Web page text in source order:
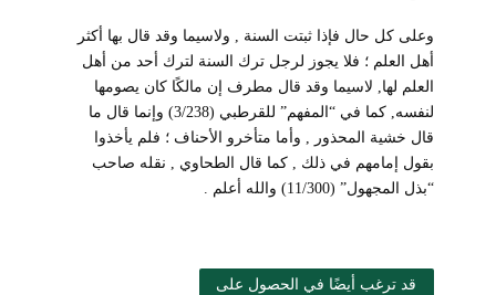
وعلى كل حال فإذا ثبتت السنة , ولاسيما وقد قال بها أكثر
أهل العلم ؛ فلا يجوز لرجل ترك السنة لترك أحد من أهل
العلم لها, لاسيما وقد قال مطرف إن مالكًا كان يصومها
لنفسه, كما في “المفهم” للقرطبي (3/238) وإنما قال ما
قال خشية المحذور , وأما متأخرو الأحناف ؛ فلم يأخذوا
بقول إمامهم في ذلك , كما قال الطحاوي , نقله صاحب
“بذل المجهول” (11/300) والله أعلم .
قد ترغب أيضًا في الحصول على